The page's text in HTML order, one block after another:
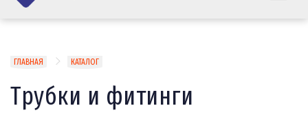
Строка
навигации
ГЛАВНАЯ КАТАЛОГ
Трубки и фитинги